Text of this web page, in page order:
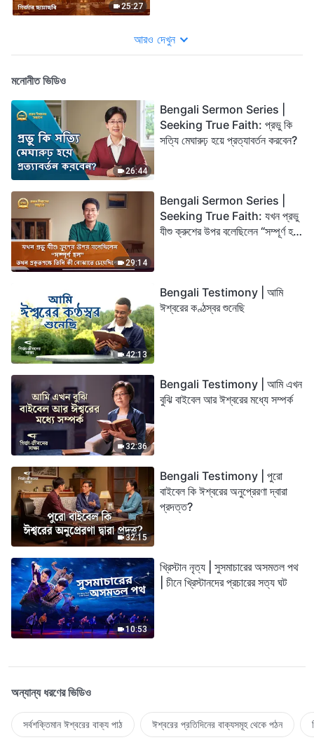
25:27
আরও দেখুন
মনোনীত ভিডিও
26:44
Bengali Sermon Series |
Seeking True Faith: প্রভু কি
সত্যি মেঘারুঢ় হয়ে প্রত্যাবর্তন করবেন?
29:14
Bengali Sermon Series |
Seeking True Faith: যখন প্রভু
যীশু ক্রুশের উপর বলেছিলেন “সম্পূর্ণ হল”
42:13
Bengali Testimony | আমি
ঈশ্বরের কণ্ঠস্বর শুনেছি
32:36
Bengali Testimony | আমি এখন
বুঝি বাইবেল আর ঈশ্বরের মধ্যে সম্পর্ক
32:15
Bengali Testimony | পুরো
বাইবেল কি ঈশ্বরের অনুপ্রেরণা দ্বারা
প্রদত্ত?
10:53
খ্রিস্টান নৃত্য | সুসমাচারের অসমতল পথ
| চীনে খ্রিস্টানদের প্রচারের সত্য ঘট
অন্যান্য ধরণের ভিডিও
সর্বশক্তিমান ঈশ্বরের বাক্য পাঠ ঈশ্বরের প্রতিদিনের বাক্যসমূহ থেকে পঠন